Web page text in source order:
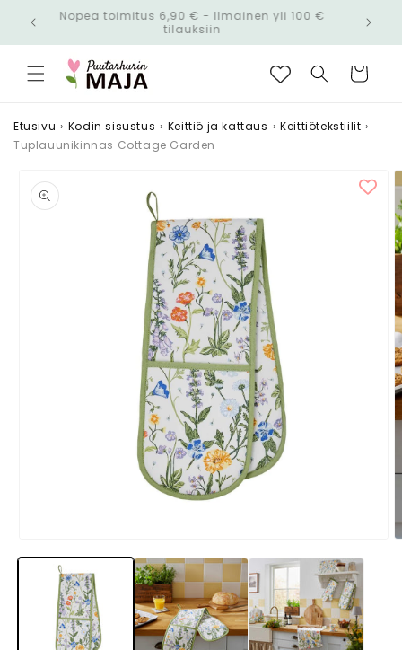
siirry
Nopea toimitus 6,90 € - Ilmainen yli 100 €
tilauksiin
Ostoskori
Etusivu › Kodin sisustus › Keittiö ja kattaus › Keittiötekstiilit ›
Tuplauunikinnas Cottage Garden
tuotetietoihin
aineisto
modaalisessa
ikkunassa